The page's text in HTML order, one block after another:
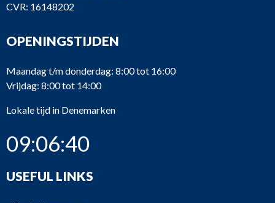
CVR: 16148202
OPENINGSTIJDEN
Maandag t/m donderdag: 8:00 tot 16:00
Vrijdag: 8:00 tot 14:00
Lokale tijd in Denemarken
09:06:40
USEFUL LINKS